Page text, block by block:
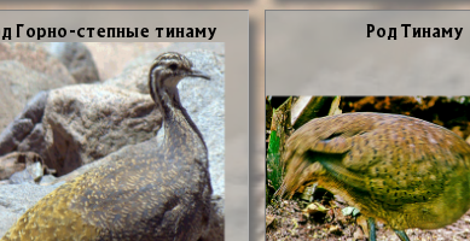
Гор­но-степ­ные ти­на­му Род Ти­на­му